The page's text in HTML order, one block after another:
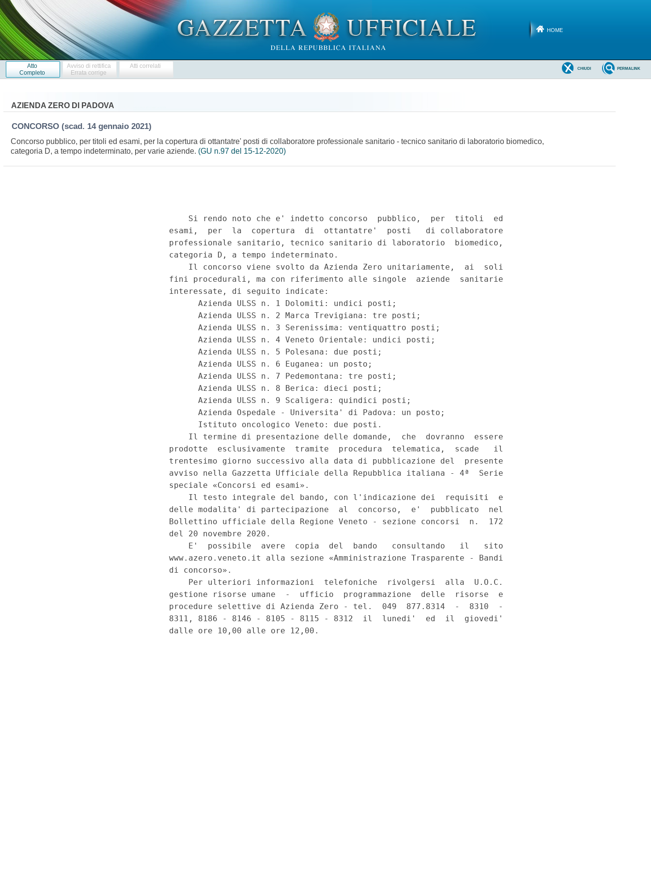
HOME
Atto
Completo
Avviso di rettifica
Errata corrige
Atti correlati PERMALINK
CHIUDI
AZIENDA ZERO DI PADOVA
CONCORSO (scad. 14 gennaio 2021)
Concorso pubblico, per titoli ed esami, per la copertura di ottantatre' posti di collaboratore professionale sanitario - tecnico sanitario di laboratorio biomedico,
categoria D, a tempo indeterminato, per varie aziende. (GU n.97 del 15-12-2020)